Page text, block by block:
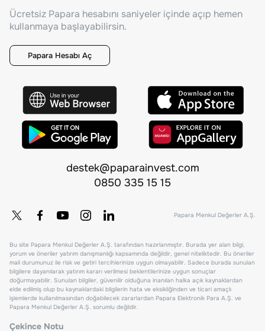
Ücretsiz Papara hesabını saniyeler içinde açıp hemen
kullanmaya başlayabilirsin.
Papara Hesabı Aç
destek@paparainvest.com
0850 335 15 15
Papara Menkul Değerler A.Ş.
Bu site Papara Menkul Değerler A.Ş. tarafından hazırlanmıştır. Burada yer alan bilgi,
yorum ve öneriler yatırım danışmanlığı kapsamında değildir, genel niteliktedir. Bu öneriler
mali durumunuz ile risk ve getiri tercihlerinize uygun olmayabilir. Sadece burada sunulan
bilgilere dayanılarak yatırım kararı verilmesi beklentilerinize uygun sonuçlar
doğurmayabilir. Sunulan bilgiler, güvenilir olduğuna inanılan halka açık kaynaklardan
elde edilmiş olup bu kaynaklardaki bilgilerin hata ve eksikliğinden ve ticari amaçlı
işlemlerde kullanılmasından doğabilecek zararlardan Papara Elektronik Para A.Ş. ve
Papara Menkul Değerler A.Ş. sorumlu değildir.
Çekince Notu